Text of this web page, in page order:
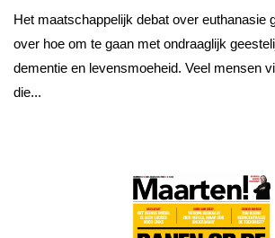
Het maatschappelijk debat over euthanasie
over hoe om te gaan met ondraaglijk
dementie en levensmoeheid. Veel mensen
die...